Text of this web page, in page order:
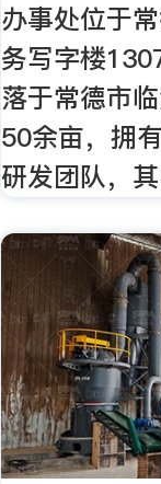
办事处位于
务写字楼
落于常德市
50余亩，拥
研发团队，其